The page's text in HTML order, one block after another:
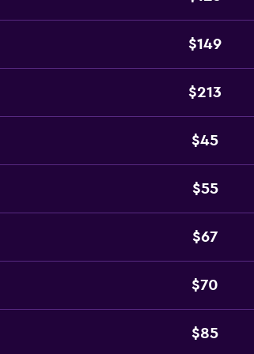
$149
$213
$45
$55
$67
$70
$85